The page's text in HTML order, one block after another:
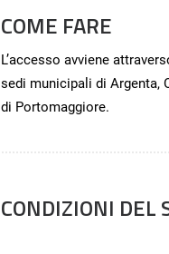
COME FARE
L’accesso avviene
sedi municipali di Argenta,
di Portomaggiore.
CONDIZIONI DEL